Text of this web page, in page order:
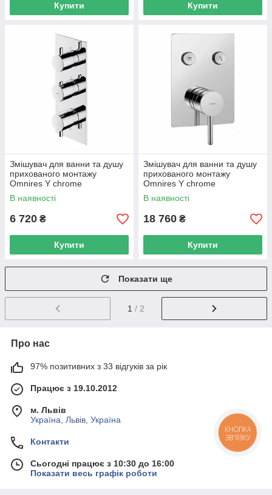
Купити Купити
Змішувач для ванни та душу
прихованого монтажу
Omnires Y chrome
(Y1238/KROCR)
В наявності
6 720 ₴
Купити
Змішувач для ванни та душу
прихованого монтажу
Omnires Y chrome
(Y1235GCCR)
В наявності
18 760 ₴
Купити
Показати ще
1 / 2
Про нас
97% позитивних з 33 відгуків за рік
Працює з 19.10.2012
м. Львів
Україна, Львів, Україна
Контакти
Сьогодні працює з 10:30 до 16:00
Показати весь графік роботи
КНОПКА
ЗВ'ЯЗКУ